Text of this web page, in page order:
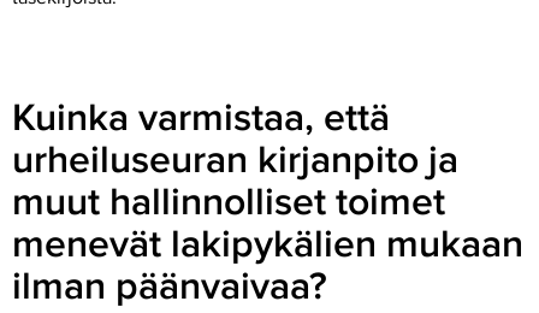
Kuinka varmistaa, että
urheiluseuran kirjanpito ja
muut hallinnolliset toimet
menevät lakipykälien mukaan
ilman päänvaivaa?